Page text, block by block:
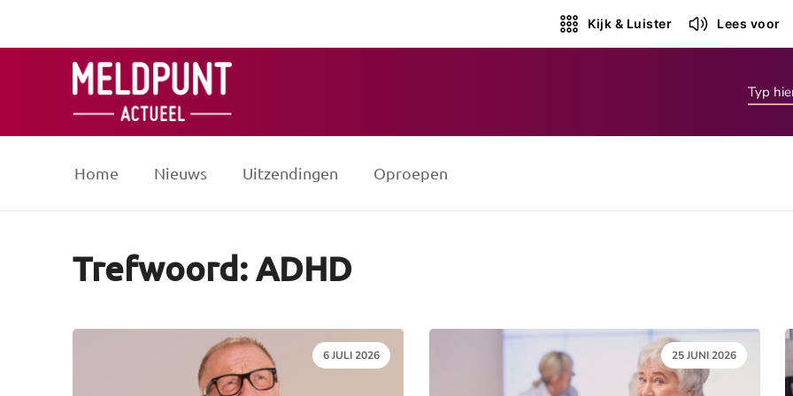
Kijk & Luister Lees voor
Home Nieuws Uitzendingen Oproepen
Trefwoord: ADHD
DATUM:
6 JULI 2026 DATUM:
25 JUNI 2026